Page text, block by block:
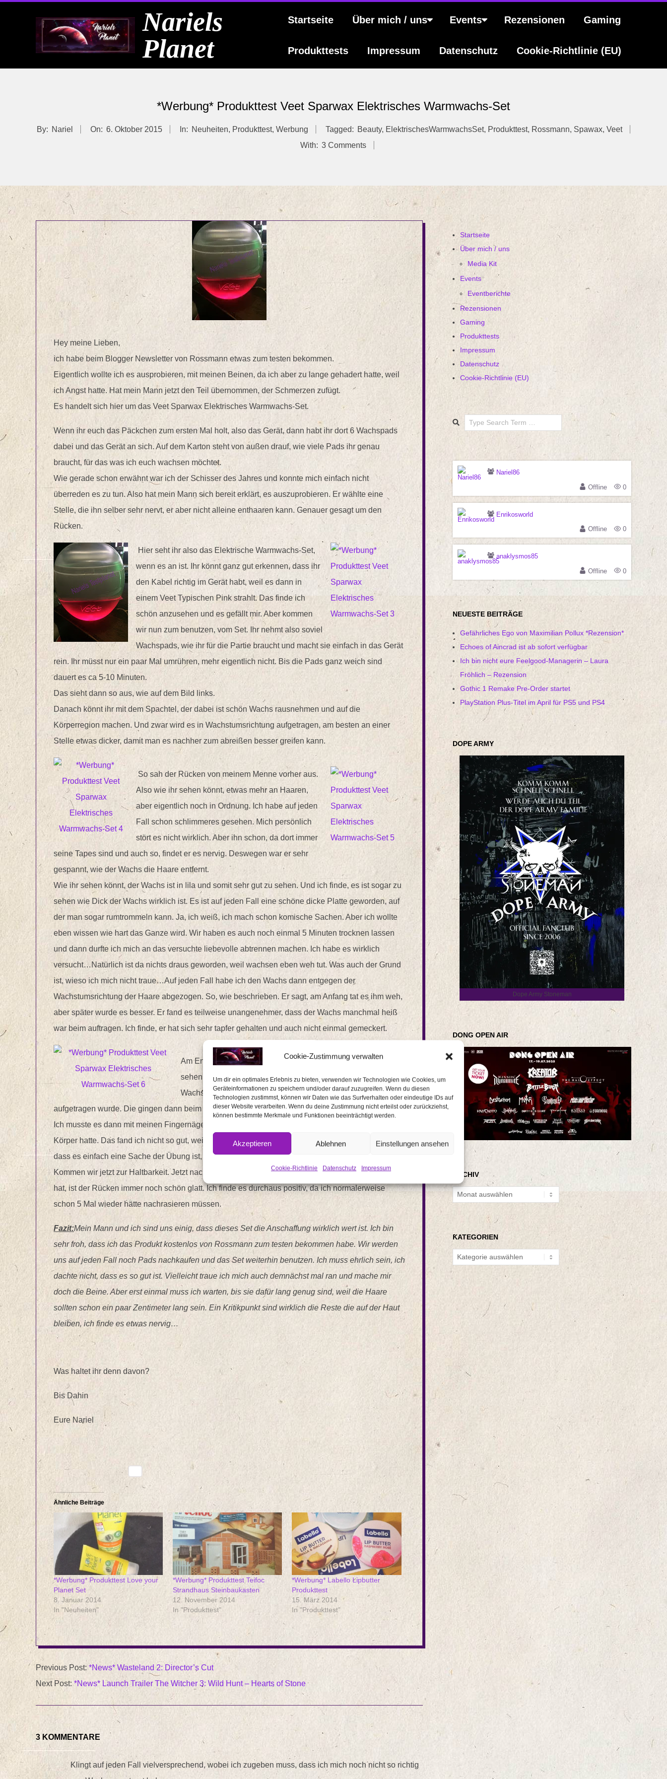
Cookie-Zustimmung verwalten
Um dir ein optimales Erlebnis zu bieten, verwenden wir Technologien wie Cookies, um
Geräteinformationen zu speichern und/oder darauf zuzugreifen. Wenn du diesen
Technologien zustimmst, können wir Daten wie das Surfverhalten oder eindeutige IDs auf
dieser Website verarbeiten. Wenn du deine Zustimmung nicht erteilst oder zurückziehst,
können bestimmte Merkmale und Funktionen beeinträchtigt werden.
Akzeptieren Ablehnen Einstellungen ansehen
Cookie-Richtlinie Datenschutz Impressum
Nariels
Planet
Startseite Über mich / uns Events Rezensionen Gaming
Produkttests Impressum Datenschutz Cookie-Richtlinie (EU)
*Werbung* Produkttest Veet Sparwax Elektrisches Warmwachs-Set
By: Nariel On: 6. Oktober 2015 In: Neuheiten, Produkttest, Werbung Tagged: Beauty, ElektrischesWarmwachsSet, Produkttest, Rossmann, Spawax, Veet
With: 3 Comments
Hey meine Lieben,
ich habe beim Blogger Newsletter von Rossmann etwas zum testen bekommen.
Eigentlich wollte ich es ausprobieren, mit meinen Beinen, da ich aber zu lange gehadert hatte, weil
ich Angst hatte. Hat mein Mann jetzt den Teil übernommen, der Schmerzen zufügt.
Es handelt sich hier um das Veet Sparwax Elektrisches Warmwachs-Set.
Wenn ihr euch das Päckchen zum ersten Mal holt, also das Gerät, dann habt ihr dort 6 Wachspads
dabei und das Gerät an sich. Auf dem Karton steht von außen drauf, wie viele Pads ihr genau
braucht, für das was ich euch wachsen möchtet.
Wie gerade schon erwähnt war ich der Schisser des Jahres und konnte mich einfach nicht
überreden es zu tun. Also hat mein Mann sich bereit erklärt, es auszuprobieren. Er wählte eine
Stelle, die ihn selber sehr nervt, er aber nicht alleine enthaaren kann. Genauer gesagt um den
Rücken.
Hier seht ihr also das Elektrische Warmwachs-Set,
wenn es an ist. Ihr könnt ganz gut erkennen, dass ihr
den Kabel richtig im Gerät habt, weil es dann in
einem Veet Typischen Pink strahlt. Das finde ich
schön anzusehen und es gefällt mir. Aber kommen
wir nun zum benutzen, vom Set. Ihr nehmt also soviel
Wachspads, wie ihr für die Partie braucht und macht sie einfach in das Gerät
rein. Ihr müsst nur ein paar Mal umrühren, mehr eigentlich nicht. Bis die Pads ganz weich sind
dauert es ca 5-10 Minuten.
Das sieht dann so aus, wie auf dem Bild links.
Danach könnt ihr mit dem Spachtel, der dabei ist schön Wachs rausnehmen und auf die
Körperregion machen. Und zwar wird es in Wachstumsrichtung aufgetragen, am besten an einer
Stelle etwas dicker, damit man es nachher zum abreißen besser greifen kann.
So sah der Rücken von meinem Menne vorher aus.
Also wie ihr sehen könnt, etwas mehr an Haaren,
aber eigentlich noch in Ordnung. Ich habe auf jeden
Fall schon schlimmeres gesehen. Mich persönlich
stört es nicht wirklich. Aber ihn schon, da dort immer
seine Tapes sind und auch so, findet er es nervig. Deswegen war er sehr
gespannt, wie der Wachs die Haare entfernt.
Wie ihr sehen könnt, der Wachs ist in lila und somit sehr gut zu sehen. Und ich finde, es ist sogar zu
sehen wie Dick der Wachs wirklich ist. Es ist auf jeden Fall eine schöne dicke Platte geworden, auf
der man sogar rumtrommeln kann. Ja, ich weiß, ich mach schon komische Sachen. Aber ich wollte
eben wissen wie hart das Ganze wird. Wir haben es auch noch einmal 5 Minuten trocknen lassen
und dann durfte ich mich an das versuchte liebevolle abtrennen machen. Ich habe es wirklich
versucht…Natürlich ist da nichts draus geworden, weil wachsen eben weh tut. Was auch der Grund
ist, wieso ich mich nicht traue…Auf jeden Fall habe ich den Wachs dann entgegen der
Wachstumsrichtung der Haare abgezogen. So, wie beschrieben. Er sagt, am Anfang tat es ihm weh,
aber später wurde es besser. Er fand es teilweise unangenehmer, dass der Wachs manchmal heiß
war beim auftragen. Ich finde, er hat sich sehr tapfer gehalten und auch nicht einmal gemeckert.
Am Ende sah sein Rücken dann so aus. Wie ihr auf dem Bild
sehen könnt, ist immer noch an einigen Stellen ein bisschen
Wachs. Das waren dann Stellen, wo der Wachs zu dünn
aufgetragen wurde. Die gingen dann beim großen abmachen, nicht mit ab und dann sah das so aus.
Ich musste es dann mit meinen Fingernägeln abknibbeln, damit er eben keine Reste mehr am
Körper hatte. Das fand ich nicht so gut, weil ich finde es sollte komplett abgehen. Ich denke aber,
dass es einfach eine Sache der Übung ist, so dass man eben weiß wie viel genau drauf muss.
Kommen wir jetzt zur Haltbarkeit. Jetzt nachdem er es vor knappen 14 Tagen sich machen lassen
hat, ist der Rücken immer noch schön glatt. Ich finde es durchaus positiv, da ich normalerweise
schon 5 Mal wieder hätte nachrasieren müssen.
Fazit:Mein Mann und ich sind uns einig, dass dieses Set die Anschaffung wirklich wert ist. Ich bin
sehr froh, dass ich das Produkt kostenlos von Rossmann zum testen bekommen habe. Wir werden
uns auf jeden Fall noch Pads nachkaufen und das Set weiterhin benutzen. Ich muss ehrlich sein, ich
dachte nicht, dass es so gut ist. Vielleicht traue ich mich auch demnächst mal ran und mache mir
doch die Beine. Aber erst einmal muss ich warten, bis sie dafür lang genug sind, weil die Haare
sollten schon ein paar Zentimeter lang sein. Ein Kritikpunkt sind wirklich die Reste die auf der Haut
bleiben, ich finde es etwas nervig…
Was haltet ihr denn davon?
Bis Dahin
Eure Nariel
Ähnliche Beiträge
*Werbung* Produkttest Love your
Planet Set
8. Januar 2014
In "Neuheiten"
*Werbung* Produkttest Teifoc
Strandhaus Steinbaukasten
12. November 2014
In "Produkttest"
*Werbung* Labello Lipbutter
Produkttest
15. März 2014
In "Produkttest"
10-
06
Previous Post: *News* Wasteland 2: Director’s Cut
Next Post: *News* Launch Trailer The Witcher 3: Wild Hunt – Hearts of Stone
3 KOMMENTARE
Klingt auf jeden Fall vielversprechend, wobei ich zugeben muss, dass ich mich noch nicht so richtig
Startseite
Über mich / uns
Media Kit
Events
Eventberichte
Rezensionen
Gaming
Produkttests
Impressum
Datenschutz
Cookie-Richtlinie (EU)
Search
Nariel86
Offline
0
Enrikosworld
Offline
0
anaklysmos85
Offline
0
NEUESTE BEITRÄGE
Gefährliches Ego von Maximilian Pollux *Rezension*
Echoes of Aincrad ist ab sofort verfügbar
Ich bin nicht eure Feelgood-Managerin – Laura
Fröhlich – Rezension
Gothic 1 Remake Pre-Order startet
PlayStation Plus-Titel im April für PS5 und PS4
DOPE ARMY
Dope Army Stoneman
DONG OPEN AIR
ARCHIV
Archiv
KATEGORIEN
Kategorien